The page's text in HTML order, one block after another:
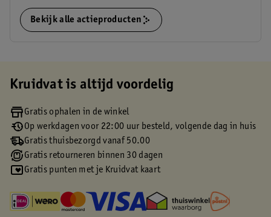
Bekijk alle actieproducten
Kruidvat is altijd voordelig
Gratis ophalen in de winkel
Op werkdagen voor 22:00 uur besteld, volgende dag in huis
Gratis thuisbezorgd vanaf 50.00
Gratis retourneren binnen 30 dagen
Gratis punten met je Kruidvat kaart